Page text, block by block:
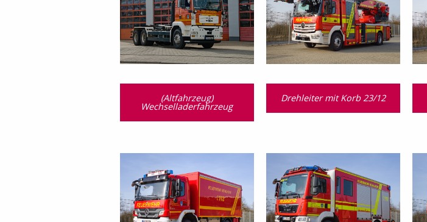
(Altfahrzeug)
Wechselladerfahrzeug
Drehleiter mit Korb 23/12